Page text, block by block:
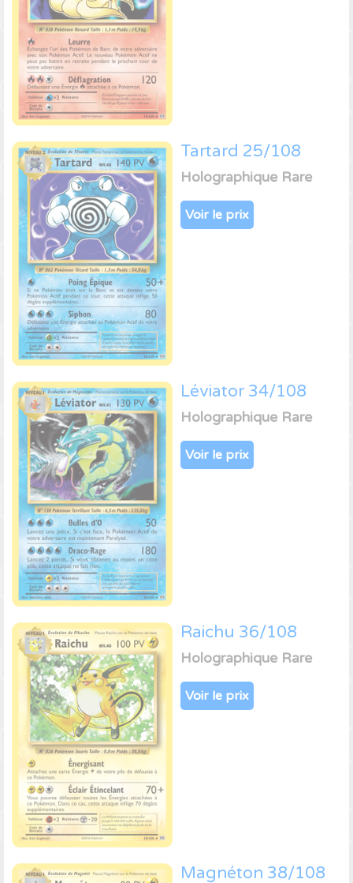
Tartard 25/108
Holographique Rare
Voir le prix
Léviator 34/108
Holographique Rare
Voir le prix
Raichu 36/108
Holographique Rare
Voir le prix
Magnéton 38/108